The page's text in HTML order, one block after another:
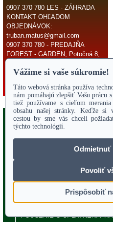
0907 370 780 LES - ZÁHRADA
KONTAKT OHĽADOM
OBJEDNÁVOK:
truban.matus@gmail.com
0907 370 780 - PREDAJŇA
FOREST - GARDEN, Potočná 8,
Copyright 2017Odstúpiť od
ÚVODNÁ STRANA
REKLAMAČNÝ PORIADOK
POTVRDENIE O VYTKNUTÍ
POUČENIE O UPLATNENÍ